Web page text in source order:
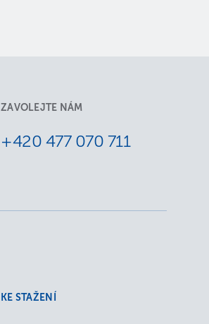
ZAVOLEJTE NÁM
+420 477 070 711
KE STAŽENÍ